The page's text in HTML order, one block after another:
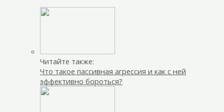
Читайте также:
Что такое пассивная агрессия и как с ней
эффективно бороться?